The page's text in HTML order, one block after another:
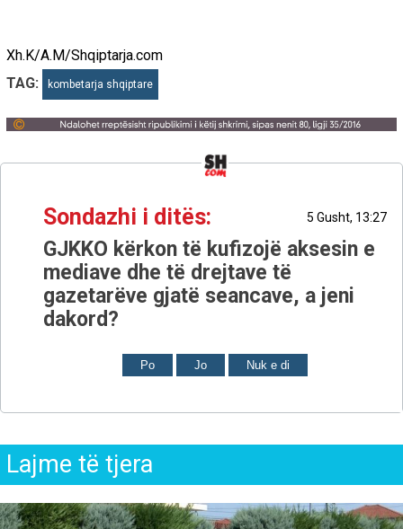
Xh.K/A.M/Shqiptarja.com
TAG:
kombetarja shqiptare
Sondazhi i ditës: 5 Gusht, 13:27
GJKKO kërkon të kufizojë aksesin e
mediave dhe të drejtave të
gazetarëve gjatë seancave, a jeni
dakord?
Po Jo Nuk e di
Lajme të tjera